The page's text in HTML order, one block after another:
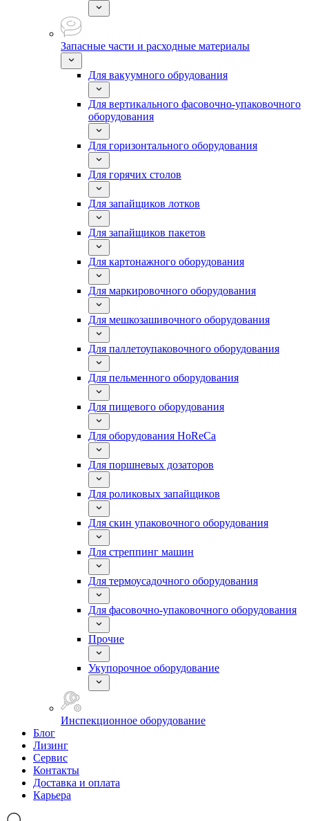
Запасные части и расходные материалы
Для вакуумного обрудования
Для вертикального фасовочно-упаковочного
оборудования
Для горизонтального оборудования
Для горячих столов
Для запайщиков лотков
Для запайщиков пакетов
Для картонажного оборудования
Для маркировочного оборудования
Для мешкозашивочного оборудования
Для паллетоупаковочного оборудования
Для пельменного оборудования
Для пищевого оборудования
Для оборудования HoReCa
Для поршневых дозаторов
Для роликовых запайщиков
Для скин упаковочного оборудования
Для стреппинг машин
Для термоусадочного оборудования
Для фасовочно-упаковочного оборудования
Прочие
Укупорочное оборудование
Инспекционное оборудование
Блог
Лизинг
Сервис
Контакты
Доставка и оплата
Карьера